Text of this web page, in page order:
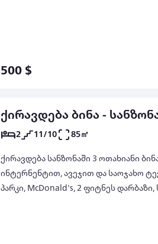
500 $
ქირავდება ბინა -
2 11/10 85㎡
ქირავდება სანზონაში 3 ოთახიანი
ინტერნენტით, ავეჯით და საოჯახო
პარკი, McDonald's, 2 ფიტნეს